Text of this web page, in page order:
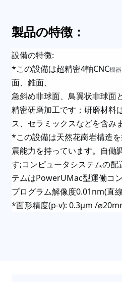
製品の特徴：
設備の特徴:
*この設備は超精密4軸CNC機器
面、錐面、
急斜め非球面、 鳥翼状非球面
精密研磨加工です ； 研磨材料
ス、セラミックスなどを含み
*この設備は天然花崗岩構造
震能力を持っています。自働
す;コンピュータシステムの配
テムはPowerUMac型運働コ
プログラム解像度0.01nm(直線
*面形精度(p-v): 0.3µm /⌀